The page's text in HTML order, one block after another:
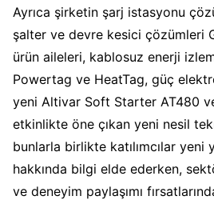
Ayrıca şirketin şarj istasyonu
şalter ve devre kesici çözümleri
ürün aileleri, kablosuz enerji
Powertag ve HeatTag, güç
yeni Altivar Soft Starter AT480
etkinlikte öne çıkan yeni nesil
bunlarla birlikte katılımcılar yeni
hakkında bilgi elde ederken,
ve deneyim paylaşımı